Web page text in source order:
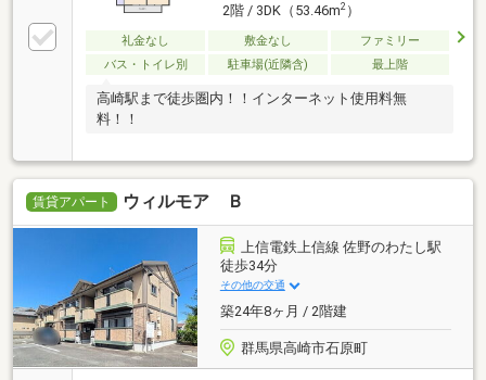
2階 / 3DK（53.46m2）
礼金なし 敷金なし
ファミリー
バス・トイレ別
駐車場(近隣含) 最上階
高崎駅まで徒歩圏内！！インターネット使用料無
料！！
賃貸アパート ウィルモア Ｂ
上信電鉄上信線 佐野のわたし駅
徒歩34分
その他の交通
築24年8ヶ月 / 2階建
群馬県高崎市石原町